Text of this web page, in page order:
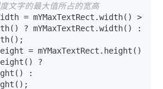
文字的最大值所占的宽高
? mYMaxTextRect.width() :
?
: